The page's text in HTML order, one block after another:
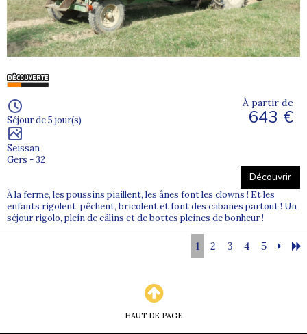
Séjour de 5 jour(s)
Seissan
Gers - 32
À partir de
643 €
Découvrir
À la ferme, les poussins piaillent, les ânes font les clowns ! Et les
enfants rigolent, pêchent, bricolent et font des cabanes partout ! Un
séjour rigolo, plein de câlins et de bottes pleines de bonheur !
1 2 3 4 5
HAUT DE PAGE